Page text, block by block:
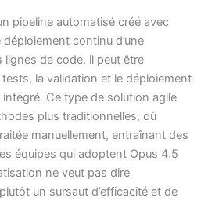
pipeline automatisé créé avec
continu d’une
lignes de code, il peut être
la validation et le déploiement
Ce type de solution agile
plus traditionnelles, où
manuellement, entraînant des
équipes qui adoptent Opus 4.5
ne veut pas dire
un sursaut d’efficacité et de